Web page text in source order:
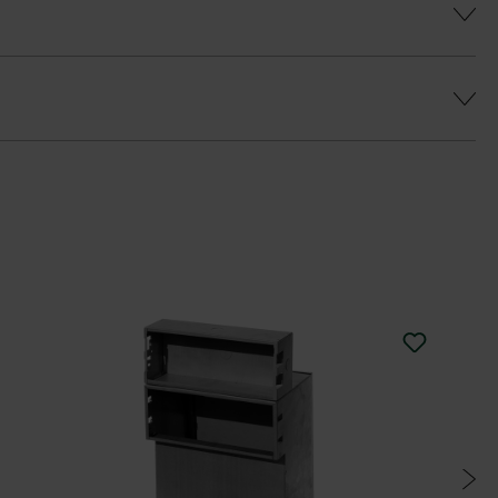
nuancierten Zaunstein die Abdeckplatte
DP30 (Mitlieferung gegen Aufpreis
gleichmäßiges Farbenspiel zu erhalten